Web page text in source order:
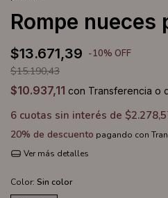
Rompe nueces
$13.671,39 -10% OFF
$15.190,43
$10.937,11 con Transferencia o
6 cuotas sin interés de
20% de descuento pagando con
Ver más detalles
Color: Sin color